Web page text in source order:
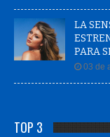
LA
PARA
03 de
TOP 3